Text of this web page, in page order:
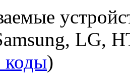
LG,
коды)